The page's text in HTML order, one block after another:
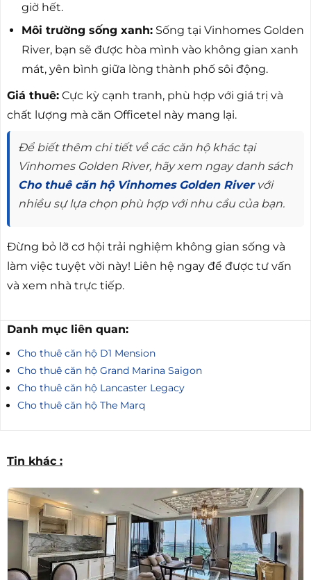
giờ hết.
Môi trường sống xanh:Sống tại Vinhomes Golden
River, bạn sẽ được hòa mình vào không gian xanh
mát, yên bình giữa lòng thành phố sôi động.
Giá thuê: Cực kỳ cạnh tranh, phù hợp với giá trị và
chất lượng mà căn Officetel này mang lại.
Để biết thêm chi tiết về các căn hộ khác tại
Vinhomes Golden River, hãy xem ngay danh sách
Cho thuê căn hộ Vinhomes Golden Rivervới
nhiều sự lựa chọn phù hợp với nhu cầu của bạn.
Đừng bỏ lỡ cơ hội trải nghiệm không gian sống và
làm việc tuyệt vời này! Liên hệ ngay để được tư vấn
và xem nhà trực tiếp.
Danh mục liên quan:
Cho thuê căn hộ D1 Mension
Cho thuê căn hộ Grand Marina Saigon
Cho thuê căn hộ Lancaster Legacy
Cho thuê căn hộ The Marq
Tin khác :